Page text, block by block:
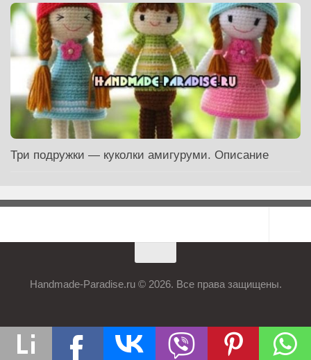
Три подружки — куколки амигуруми. Описание
Handmade-Paradise.ru © 2026. Все права защищены.